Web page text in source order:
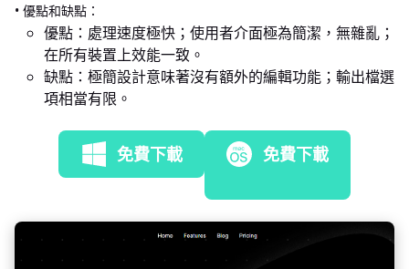
• 優點和缺點：
優點：處理速度極快；使用者介面極為簡潔，無雜亂；
在所有裝置上效能一致。
缺點：極簡設計意味著沒有額外的編輯功能；輸出檔選
項相當有限。
免費下載 免費下載